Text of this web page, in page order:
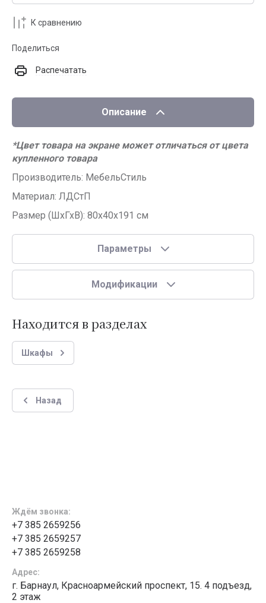
К сравнению
Поделиться
Распечатать
Описание
*Цвет товара на экране может отличаться от цвета
купленного товара
Производитель: МебельСтиль
Материал: ЛДСтП
Размер (ШхГхВ): 80x40x191 см
Параметры
Модификации
Находится в разделах
Шкафы
Назад
Ждём звонка:
+7 385 2659256
+7 385 2659257
+7 385 2659258
Адрес:
г. Барнаул, Красноармейский проспект, 15. 4 подъезд,
2 этаж